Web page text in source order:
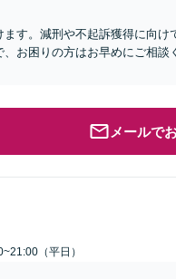
す。減刑や不起訴獲得に向け
お困りの方はお早めにご相談
メールで
（平日）